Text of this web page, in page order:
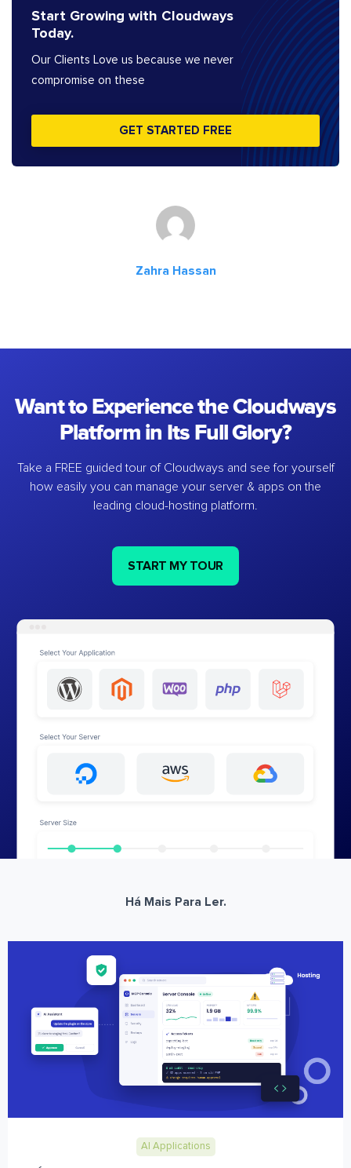
Start Growing with Cloudways
Today.
Our Clients Love us because we never
compromise on these
GET STARTED FREE
Zahra Hassan
Want to Experience the Cloudways
Platform in Its Full Glory?
Take a FREE guided tour of Cloudways and see for yourself
how easily you can manage your server & apps on the
leading cloud-hosting platform.
START MY TOUR
Há Mais Para Ler.
AI Applications